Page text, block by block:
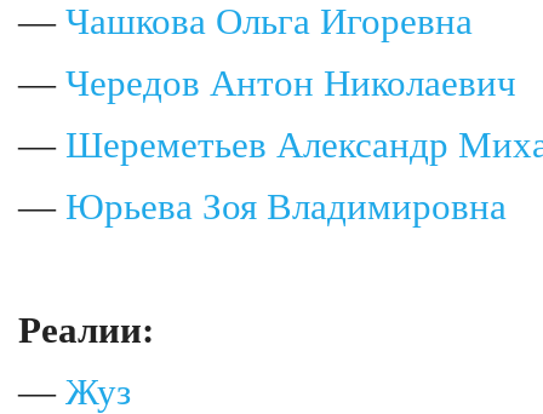
— Чашкова Ольга Игоревна
— Чередов Антон Николаевич
— Шереметьев Александр
— Юрьева Зоя Владимировна
Реалии:
— Жуз